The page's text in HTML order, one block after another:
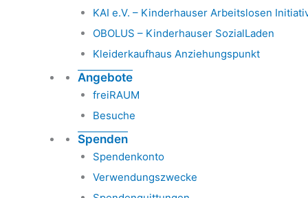
KAI e.V. – Kinderhauser Arbeitslosen
OBOLUS – Kinderhauser SozialLaden
Kleiderkaufhaus Anziehungspunkt
Angebote
freiRAUM
Besuche
Spenden
Spendenkonto
Verwendungszwecke